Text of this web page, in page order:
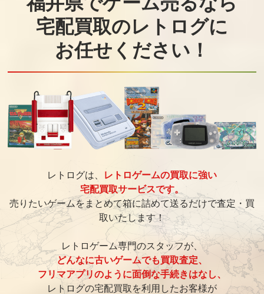
宅配買取のレトログに
お任せください！
レトログは、
レトロゲームの買取に強い
宅配買取サービスです。
売りたいゲームをまとめて箱に詰めて送るだけで査定・買
取いたします！
レトロゲーム専門のスタッフが、
どんなに古いゲームでも買取査定、
フリマアプリのように面倒な手続きはなし、
レトログの宅配買取を利用したお客様が